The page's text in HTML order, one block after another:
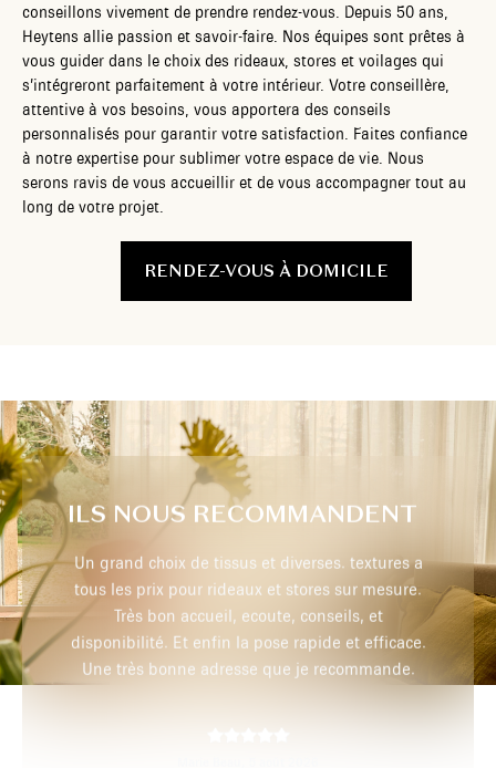
conseillons vivement de prendre rendez-vous. Depuis 50 ans,
Heytens allie passion et savoir-faire. Nos équipes sont prêtes à
vous guider dans le choix des rideaux, stores et voilages qui
s’intégreront parfaitement à votre intérieur. Votre conseillère,
attentive à vos besoins, vous apportera des conseils
personnalisés pour garantir votre satisfaction. Faites confiance
à notre expertise pour sublimer votre espace de vie. Nous
serons ravis de vous accueillir et de vous accompagner tout au
long de votre projet.
RENDEZ-VOUS À DOMICILE
ILS NOUS RECOMMANDENT
a
et
Très professionnel, je recommande
29 juillet 2026